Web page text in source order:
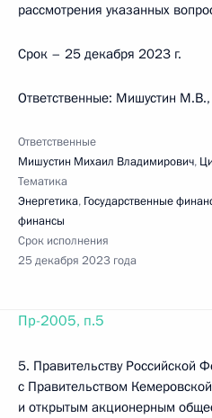
рассмотрения указанных
Срок – 25 декабря 2023 г.
Ответственные: Мишустин
Ответственные
Мишустин Михаил Владимирович,
Тематика
Энергетика, Государственные
финансы
Срок исполнения
25 декабря 2023 года
Пр-2005, п.5
5. Правительству Российской
с Правительством
и открытым акционерным